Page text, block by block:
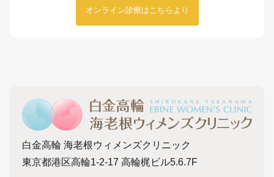
オンライン診療はこちらより
白金高輪 海老根ウィメンズクリニック
東京都港区高輪1-2-17 高輪梶ビル5.6.7F